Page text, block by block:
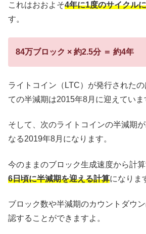
これはおおよそ4年に1度のサイクル
す。
84万ブロック × 約2.5分 ＝ 約4年
ライトコイン（LTC）が発行された
ての半減期は2015年8月に迎えていま
そして、次のライトコインの半減期
なる2019年8月になります。
今のままのブロック生成速度から計算
6日頃に半減期を迎える計算になりま
ブロック数や半減期のカウントダウ
認することができますよ。